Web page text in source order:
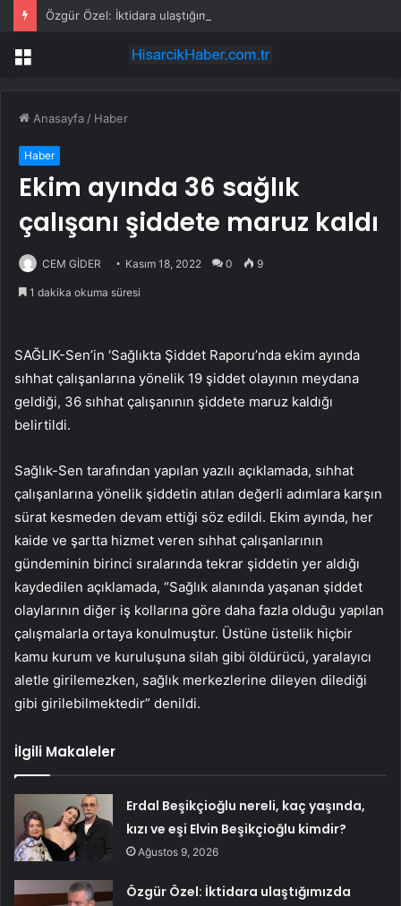
Menü
Anasayfa / Haber
Haber
Ekim ayında 36 sağlık
çalışanı şiddete maruz kaldı
CEM GİDER Kasım 18, 2022 0 9
1 dakika okuma süresi
SAĞLIK-Sen’in ‘Sağlıkta Şiddet Raporu’nda ekim ayında
sıhhat çalışanlarına yönelik 19 şiddet olayının meydana
geldiği, 36 sıhhat çalışanının şiddete maruz kaldığı
belirtildi.
Sağlık-Sen tarafından yapılan yazılı açıklamada, sıhhat
çalışanlarına yönelik şiddetin atılan değerli adımlara karşın
sürat kesmeden devam ettiği söz edildi. Ekim ayında, her
kaide ve şartta hizmet veren sıhhat çalışanlarının
gündeminin birinci sıralarında tekrar şiddetin yer aldığı
kaydedilen açıklamada, “Sağlık alanında yaşanan şiddet
olaylarının diğer iş kollarına göre daha fazla olduğu yapılan
çalışmalarla ortaya konulmuştur. Üstüne üstelik hiçbir
kamu kurum ve kuruluşuna silah gibi öldürücü, yaralayıcı
aletle girilemezken, sağlık merkezlerine dileyen dilediği
gibi girilebilmektedir” denildi.
İlgili Makaleler
Erdal Beşikçioğlu nereli, kaç yaşında,
kızı ve eşi Elvin Beşikçioğlu kimdir?
Ağustos 9, 2026
Özgür Özel: İktidara ulaştığımızda